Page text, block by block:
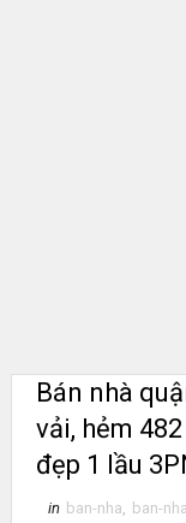
Bán nhà
vải, hẻm
đẹp 1 lầu
in ban-nha, ban-